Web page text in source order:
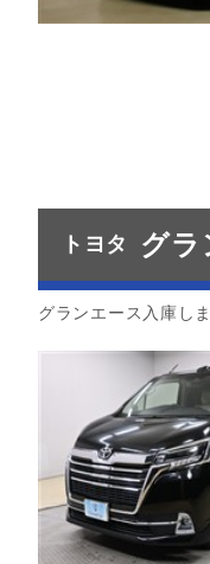
トヨタ グラ
グランエース入庫し